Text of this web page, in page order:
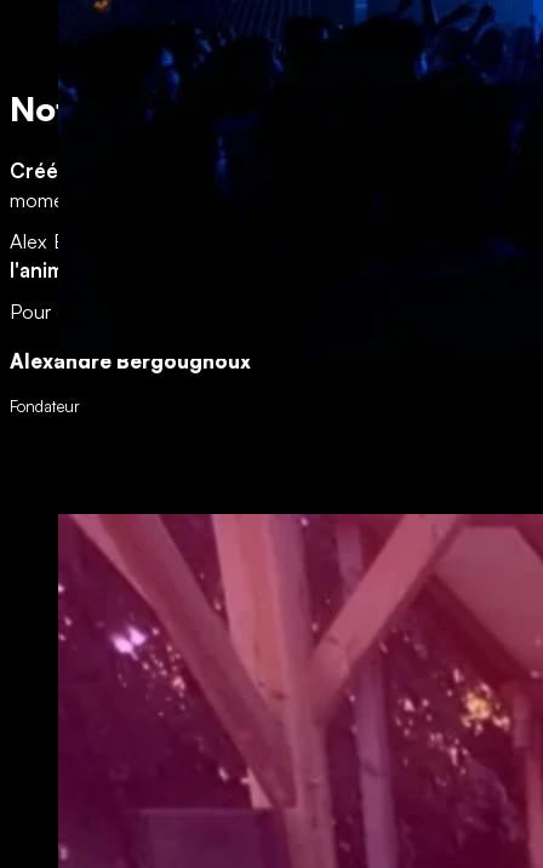
Notre société
Créé en 2009
et forte de son expérience au fil des
moment venu.
Alex Events propose également une
large gamme
l'animation, la production et l’événementiel
Pour de plus renseignement, n'hésitez pas à prendre
Alexandre Bergougnoux
Fondateur